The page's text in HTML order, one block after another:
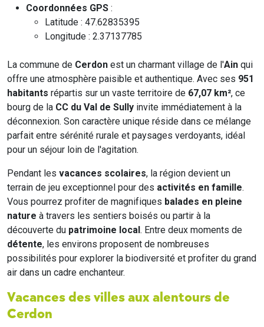
Coordonnées GPS :
Latitude : 47.62835395
Longitude : 2.37137785
La commune de Cerdon est un charmant village de l'Ain qui
offre une atmosphère paisible et authentique. Avec ses 951
habitants répartis sur un vaste territoire de 67,07 km², ce
bourg de la CC du Val de Sully invite immédiatement à la
déconnexion. Son caractère unique réside dans ce mélange
parfait entre sérénité rurale et paysages verdoyants, idéal
pour un séjour loin de l'agitation.
Pendant les vacances scolaires, la région devient un
terrain de jeu exceptionnel pour des activités en famille.
Vous pourrez profiter de magnifiques balades en pleine
nature à travers les sentiers boisés ou partir à la
découverte du patrimoine local. Entre deux moments de
détente, les environs proposent de nombreuses
possibilités pour explorer la biodiversité et profiter du grand
air dans un cadre enchanteur.
Vacances des villes aux alentours de
Cerdon